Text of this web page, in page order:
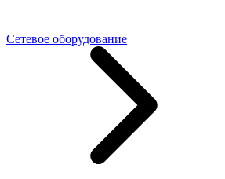
Сетевое оборудование